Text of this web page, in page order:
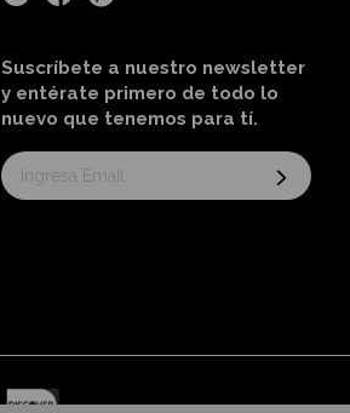
Suscríbete a nuestro newsletter
y entérate primero de todo lo
nuevo que tenemos para tí.
Suscríbase
al